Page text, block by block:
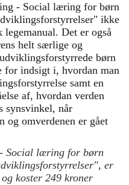
- Social læring for børn
ikke
legemanual. Det er også
helt særlige og
børn
for indsigt i, hvordan man
samt en
af, hvordan verden
synsvinkel, når
og omverdenen er gået
Social læring for børn
er
koster 249 kroner